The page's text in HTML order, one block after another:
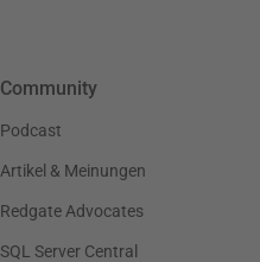
Community
Podcast
Artikel & Meinungen
Redgate Advocates
SQL Server Central